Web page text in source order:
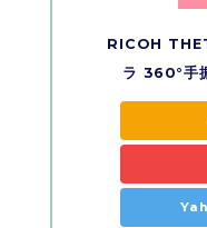
RICOH
ラ 360°手